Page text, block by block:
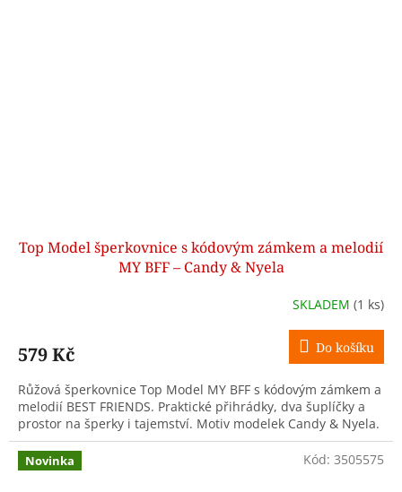
Top Model šperkovnice s kódovým zámkem a melodií
MY BFF – Candy & Nyela
SKLADEM (1 ks)
579 Kč Do košíku
Růžová šperkovnice Top Model MY BFF s kódovým zámkem a
melodií BEST FRIENDS. Praktické přihrádky, dva šuplíčky a
prostor na šperky i tajemství. Motiv modelek Candy & Nyela.
Novinka Kód: 3505575